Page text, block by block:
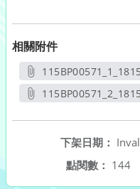
相關附件
另開
下架日期：
點閱數： 144